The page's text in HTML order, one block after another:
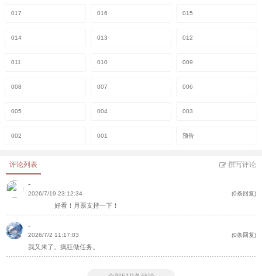
017 016 015
014 013 012
011 010 009
008 007 006
005 004 003
002 001 预告
评论列表 撰写评论
-
2026/7/19 23:12:34 (0条回复)
好看！月票支持一下！
-
2026/7/2 11:17:03 (0条回复)
我又来了。疯狂做任务。